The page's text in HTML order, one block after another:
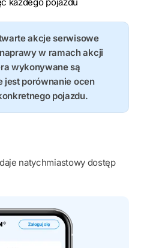
akcje serwisowe
w ramach akcji
wykonywane są
jest porównanie ocen
pojazdu.
natychmiastowy dostęp